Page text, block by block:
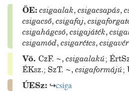
ÖE: csigaalak,csigacsapás,
csigacső,csigafaj,
csigahágcsó,csigajáték,
csigamód,csigarétes,
Vö. CzF. ~,csigaalakú;
ÉKsz.; SzT. ~,csigaformájú;
ÚESz: ↪csiga